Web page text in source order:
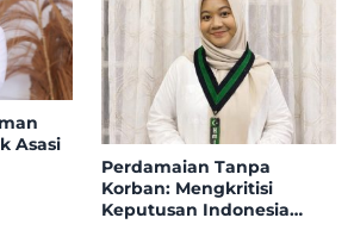
Asasi
Perdamaian Tanpa
Korban: Mengkritisi
Keputusan Indonesia